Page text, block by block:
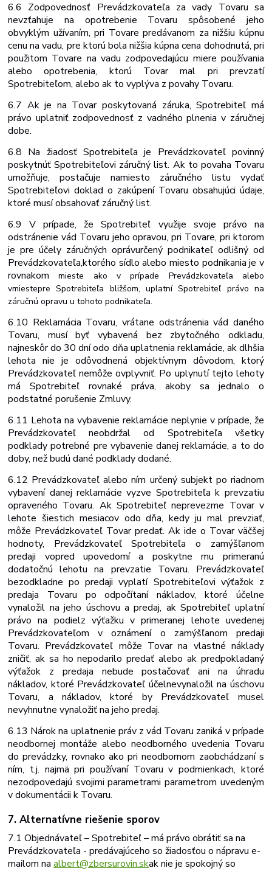
6.6 Zodpovednosť Prevádzkovateľa za vady Tovaru sa
nevzťahuje na opotrebenie Tovaru spôsobené jeho
obvyklým užívaním, pri Tovare predávanom za nižšiu kúpnu
cenu na vadu, pre ktorú bola nižšia kúpna cena dohodnutá, pri
použitom Tovare na vadu zodpovedajúcu miere používania
alebo opotrebenia, ktorú Tovar mal pri prevzatí
Spotrebiteľom, alebo ak to vyplýva z povahy Tovaru.
6.7 Ak je na Tovar poskytovaná záruka, Spotrebiteľ má
právo uplatniť zodpovednosť z vadného plnenia v záručnej
dobe.
6.8 Na žiadosť Spotrebiteľa je Prevádzkovateľ povinný
poskytnúť Spotrebiteľovi záručný list. Ak to povaha Tovaru
umožňuje, postačuje namiesto záručného listu vydať
Spotrebiteľovi doklad o zakúpení Tovaru obsahujúci údaje,
ktoré musí obsahovať záručný list.
6.9 V prípade, že Spotrebiteľ využije svoje právo na
odstránenie vád Tovaru jeho opravou, pri Tovare, pri ktorom
je pre účely záručných oprávurčený podnikateľ odlišný od
Prevádzkovateľa,ktorého sídloalebo miesto podnikaniaje v
rovnakommieste ako vprípade Prevádzkovateľa alebo
vmiestepre Spotrebiteľa bližšom, uplatní Spotrebiteľ právo na
záručnú opravu u tohoto podnikateľa.
6.10 Reklamácia Tovaru, vrátane odstránenia vád daného
Tovaru, musí byť vybavená bez zbytočného odkladu,
najneskôr do 30 dní odo dňa uplatnenia reklamácie, ak dlhšia
lehota nie je odôvodnená objektívnym dôvodom, ktorý
Prevádzkovateľ nemôže ovplyvniť. Po uplynutí tejto lehoty
má Spotrebiteľ rovnaké práva, akoby sa jednalo o
podstatné porušenie Zmluvy.
6.11 Lehota na vybavenie reklamácie neplynie v prípade, že
Prevádzkovateľ neobdržal od Spotrebiteľa všetky
podkladypotrebné pre vybavenie danejreklamácie,a to do
doby, než budú dané podklady dodané.
6.12 Prevádzkovateľ alebo ním určený subjekt po riadnom
vybavení danej reklamácie vyzve Spotrebiteľa k prevzatiu
opraveného Tovaru. Ak Spotrebiteľ neprevezme Tovar v
lehote šiestich mesiacov odo dňa, kedy ju mal prevziať,
môže Prevádzkovateľ Tovar predať. Ak ide o Tovar väčšej
hodnoty, Prevádzkovateľ Spotrebiteľa o zamýšľanom
predaji vopred upovedomí a poskytne mu primeranú
dodatočnú lehotu na prevzatie Tovaru. Prevádzkovateľ
bezodkladne po predaji vyplatí Spotrebiteľovi výťažok z
predaja Tovaru po odpočítaní nákladov, ktoré účelne
vynaložil na jeho úschovu a predaj, ak Spotrebiteľ uplatní
právo na podielz výťažku v primeranej lehote uvedenej
Prevádzkovateľom v oznámení o zamýšľanom predaji
Tovaru. Prevádzkovateľ môže Tovar na vlastné náklady
zničiť, ak sa ho nepodarilo predať alebo ak predpokladaný
výťažok z predaja nebude postačovať ani na úhradu
nákladov, ktoré Prevádzkovateľ účelnevynaložil na úschovu
Tovaru, a nákladov, ktoré by Prevádzkovateľ musel
nevyhnutne vynaložiť na jeho predaj.
6.13 Nárok na uplatnenie práv z vád Tovaru zaniká v prípade
neodbornej montáže alebo neodborného uvedenia Tovaru
do prevádzky, rovnako ako pri neodbornom zaobchádzaní s
ním, t.j. najmä pri používaní Tovaru v podmienkach, ktoré
nezodpovedajú svojimi parametrami parametrom uvedeným
v dokumentácii k Tovaru.
7. Alternatívne riešenie sporov
7.1 Objednávateľ – Spotrebiteľ – má právo obrátiť sa na
Prevádzkovateľa - predávajúcehosožiadosťouonápravue-
mailomnaalbert@zbersurovin.skak nie je spokojný so